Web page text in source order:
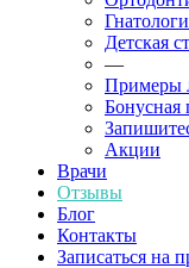
Детская
—
Примеры
Бонусная
Акции
Врачи
Отзывы
Блог
Контакты
Записаться на